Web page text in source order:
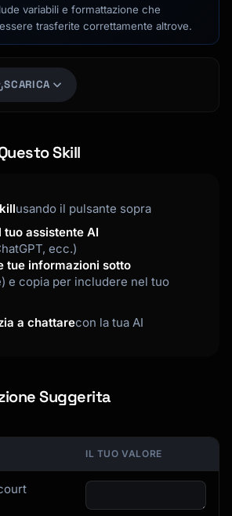
variabili e formattazione che
trasferite correttamente altrove.
SCARICA
Skill
usando il pulsante sopra
tuo assistente AI
ecc.)
tue informazioni sotto
e copia per includere nel tuo
a chattarecon la tua AI
Suggerita
IL TUO VALORE